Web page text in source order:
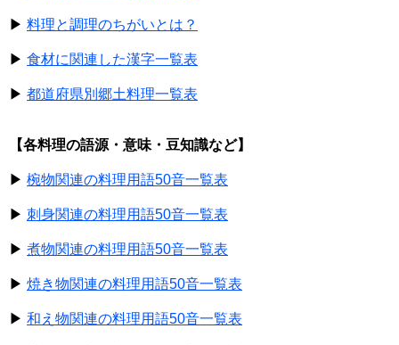
▶ 料理と調理のちがいとは？
▶ 食材に関連した漢字一覧表
▶ 都道府県別郷土料理一覧表
【各料理の語源・意味・豆知識など】
▶ 椀物関連の料理用語50音一覧表
▶ 刺身関連の料理用語50音一覧表
▶ 煮物関連の料理用語50音一覧表
▶ 焼き物関連の料理用語50音一覧表
▶ 和え物関連の料理用語50音一覧表